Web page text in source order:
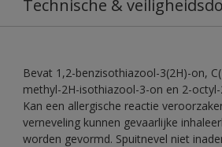
Technische &
Bevat 1,2-benzisothiazool-3(2H)-on,
methyl-2H-isothiazool-3-on en 2-
Kan een allergische reactie
verneveling kunnen gevaarlijke
worden gevormd. Spuitnevel niet